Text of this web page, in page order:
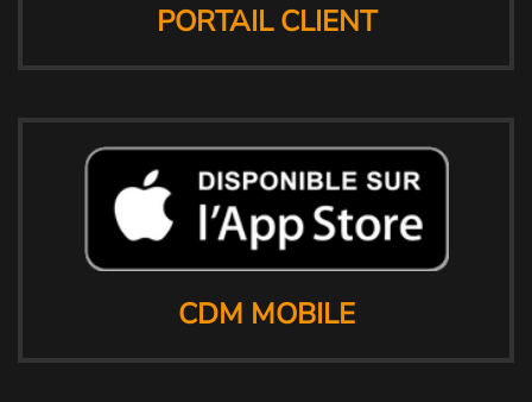
PORTAIL CLIENT
CDM MOBILE